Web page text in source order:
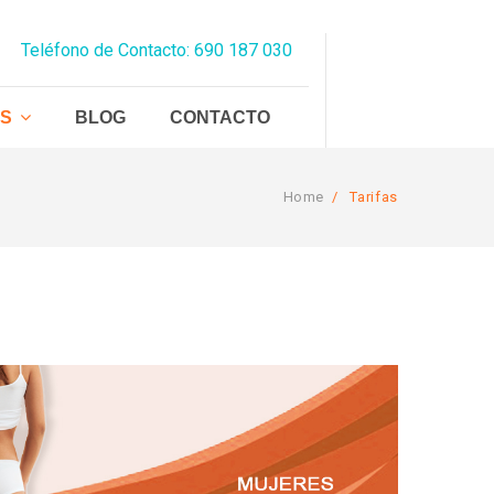
Teléfono de Contacto: 690 187 030
BLOG CONTACTO
Home / Tarifas